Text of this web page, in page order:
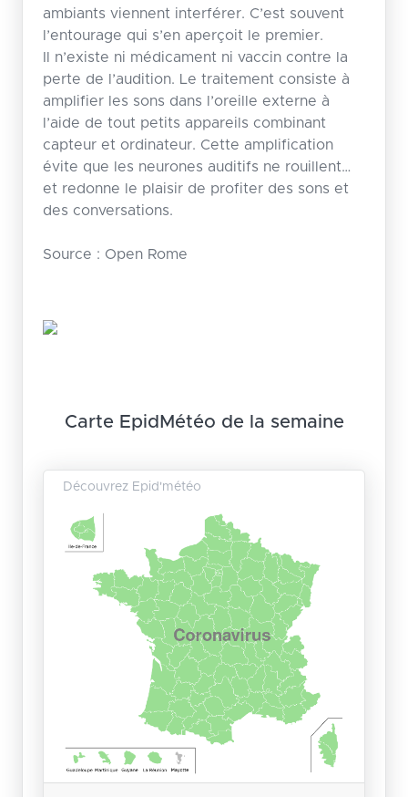
ambiants viennent interférer. C’est souvent
l’entourage qui s’en aperçoit le premier.
Il n’existe ni médicament ni vaccin contre la
perte de l’audition. Le traitement consiste à
amplifier les sons dans l’oreille externe à
l’aide de tout petits appareils combinant
capteur et ordinateur. Cette amplification
évite que les neurones auditifs ne rouillent…
et redonne le plaisir de profiter des sons et
des conversations.
Source : Open Rome
Carte EpidMétéo de la semaine
Découvrez Epid'météo